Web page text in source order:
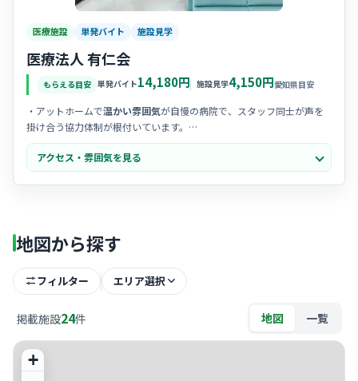
医療施設 単発バイト 施設見学
医療法人 有仁会
もらえる目安 単発バイト14,180円 施設見学4,150円愛知県目安
・アットホームで温かい雰囲気が自慢の病院で、スタッフ同士が声を
掛け合う協力体制が根付いています。
・中途入職の看護師さんへの受け入れ態勢が整っており、馴染みやす
い優しい空気感があると評判です。
・地域に密着した医療を提供しており、患者様お一人おひとりとじっ
アクセス・雰囲気を見る
地図から探す
フィルター エリア選択
掲載施設24件 地図 一覧
+